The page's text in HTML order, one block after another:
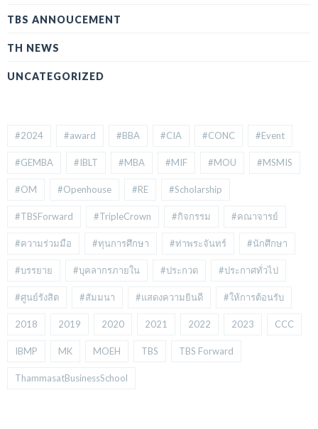
TBS ANNOUCEMENT
TH NEWS
UNCATEGORIZED
#2024 #award #BBA #CIA #CONC #Event
#GEMBA #IBLT #MBA #MIF #MOU #MSMIS
#OM #Openhouse #RE #Scholarship
#TBSForward #TripleCrown #กิจกรรม #คณาจารย์
#ความร่วมมือ #ทุนการศึกษา #ท่าพระจันทร์ #นักศึกษา
#บรรยาย #บุคลากรภายใน #ประกวด #ประกาศทั่วไป
#ศูนย์รังสิต #สัมมนา #แสดงความยินดี #ให้การต้อนรับ
2018 2019 2020 2021 2022 2023 CCC
IBMP MK MOEH TBS TBS Forward
ThammasatBusinessSchool